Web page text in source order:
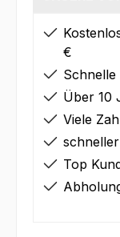
€
Über 10
Viele
Top